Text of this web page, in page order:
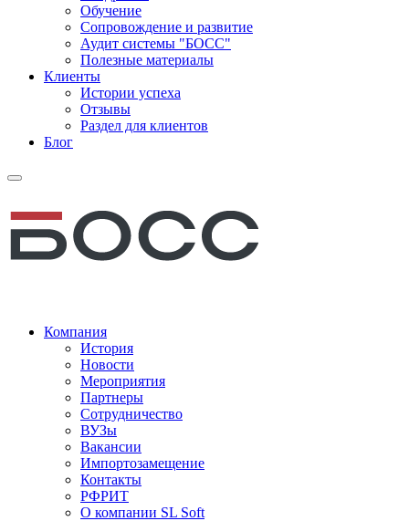
Обучение
Сопровождение и развитие
Аудит системы "БОСС"
Полезные материалы
Клиенты
Истории успеха
Отзывы
Раздел для клиентов
Блог
Компания
История
Новости
Мероприятия
Партнеры
Сотрудничество
ВУЗы
Вакансии
Импортозамещение
Контакты
РФРИТ
О компании SL Soft